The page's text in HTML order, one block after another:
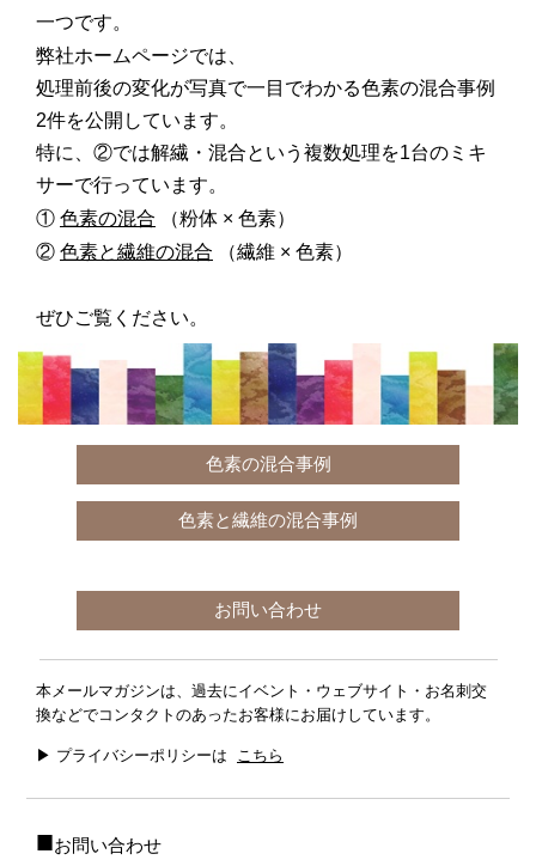
一つです。
弊社ホームページでは、
処理前後の変化が写真で一目でわかる色素の混合事例
2件を公開しています。
特に、②では解繊・混合という複数処理を1台のミキ
サーで行っています。
① 色素の混合 （粉体 × 色素）
② 色素と繊維の混合 （繊維 × 色素）
ぜひご覧ください。
色素の混合事例
色素と繊維の混合事例
お問い合わせ
本メールマガジンは、過去にイベント・ウェブサイト・お名刺交
換などでコンタクトのあったお客様にお届けしています。
▶ プライバシーポリシーは こちら
■お問い合わせ